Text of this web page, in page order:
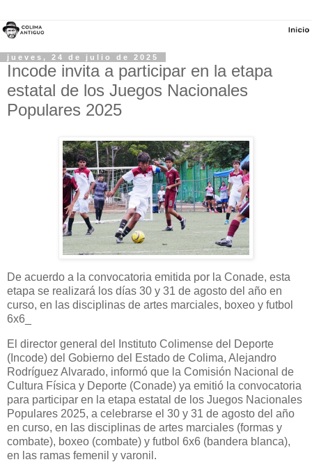
jueves, 24 de julio de 2025
Incode invita a participar en la etapa
estatal de los Juegos Nacionales
Populares 2025
De acuerdo a la convocatoria emitida por la Conade, esta
etapa se realizará los días 30 y 31 de agosto del año en
curso, en las disciplinas de artes marciales, boxeo y futbol
6x6_
El director general del Instituto Colimense del Deporte
(Incode) del Gobierno del Estado de Colima, Alejandro
Rodríguez Alvarado, informó que la Comisión Nacional de
Cultura Física y Deporte (Conade) ya emitió la convocatoria
para participar en la etapa estatal de los Juegos Nacionales
Populares 2025, a celebrarse el 30 y 31 de agosto del año
en curso, en las disciplinas de artes marciales (formas y
combate), boxeo (combate) y futbol 6x6 (bandera blanca),
en las ramas femenil y varonil.